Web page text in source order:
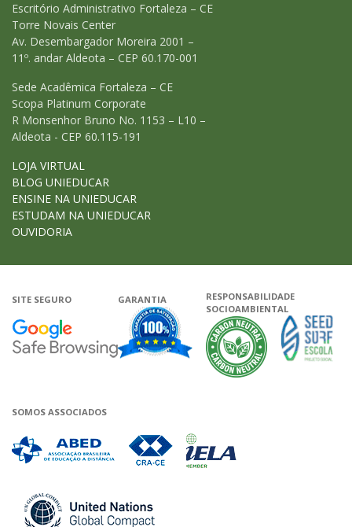
Escritório Administrativo Fortaleza – CE
Torre Novais Center
Av. Desembargador Moreira 2001 –
11º. andar Aldeota – CEP 60.170-001
Sede Acadêmica Fortaleza – CE
Scopa Platinum Corporate
R Monsenhor Bruno No. 1153 – L10 –
Aldeota - CEP 60.115-191
LOJA VIRTUAL
BLOG UNIEDUCAR
ENSINE NA UNIEDUCAR
ESTUDAM NA UNIEDUCAR
OUVIDORIA
SITE SEGURO
Google - Status do site no
GARANTIA
Garantia de satisfação
RESPONSABILIDADE
SOCIOAMBIENTAL
A
SOMOS ASSOCIADOS